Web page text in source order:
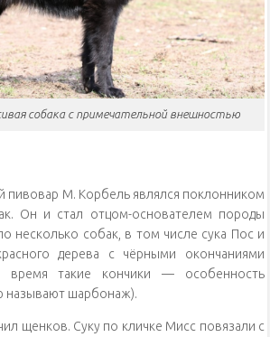
собака с примечательной внешностью
пивовар М. Корбель являлся поклонником
Он и стал отцом-основателем породы
несколько собак, в том числе сука Пос и
дерева с чёрными окончаниями
время такие кончики — особенность
называют шарбонаж).
щенков. Суку по кличке Мисс повязали с